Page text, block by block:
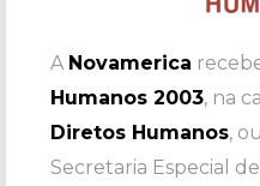
A Novamerica
Humanos 2003, na
Diretos Humanos,
Secretaria Especial